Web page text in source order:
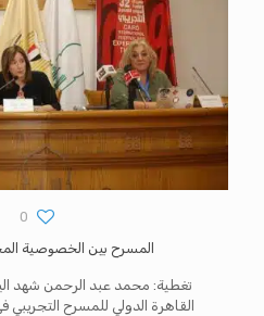
0
المسرح بين الخصوصية
تغطية: محمد عبد الرحمن شهد
القاهرة الدولي للمسرح التجريبي في